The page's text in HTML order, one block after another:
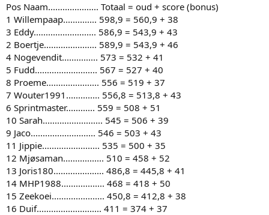
Pos Naam..................... Totaal = oud + score (bonus)
1 Willempaap.............. 598,9 = 560,9 + 38
3 Eddy.......................... 586,9 = 543,9 + 43
2 Boertje...................... 589,9 = 543,9 + 46
4 Nogevendit............... 573 = 532 + 41
5 Fudd.......................... 567 = 527 + 40
8 Proeme...................... 556 = 519 + 37
7 Wouter1991.............. 556,8 = 513,8 + 43
6 Sprintmaster............ 559 = 508 + 51
10 Sarah......................... 545 = 506 + 39
9 Jaco........................... 546 = 503 + 43
11 Jippie........................ 535 = 500 + 35
12 Mjøsaman................. 510 = 458 + 52
13 Joris180..................... 486,8 = 445,8 + 41
14 MHP1988.................. 468 = 418 + 50
15 Zeekoei...................... 450,8 = 412,8 + 38
16 Duif........................... 411 = 374 + 37